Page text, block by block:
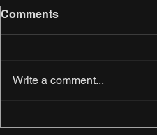
Comments
Write a comment...